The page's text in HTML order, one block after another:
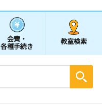
会費・
各種手続き
教室検索